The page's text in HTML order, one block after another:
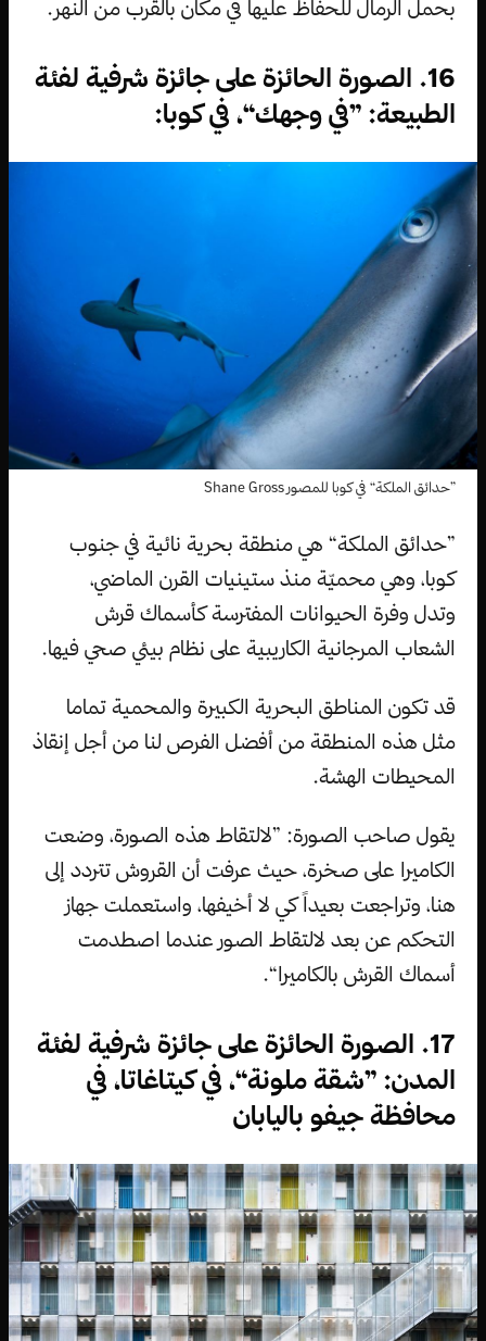
بحمل الرمال للحفاظ عليها في مكان بالقرب من النهر.
16. الصورة الحائزة على جائزة شرفية لفئة
الطبيعة: ”في وجهك“، في كوبا:
”حدائق الملكة“ في كوبا للمصور Shane Gross
”حدائق الملكة“ هي منطقة بحرية نائية في جنوب
كوبا، وهي محميّة منذ ستينيات القرن الماضي،
وتدل وفرة الحيوانات المفترسة كأسماك قرش
الشعاب المرجانية الكاريبية على نظام بيئي صحي فيها.
قد تكون المناطق البحرية الكبيرة والمحمية تماما
مثل هذه المنطقة من أفضل الفرص لنا من أجل إنقاذ
المحيطات الهشة.
يقول صاحب الصورة: ”لالتقاط هذه الصورة، وضعت
الكاميرا على صخرة، حيث عرفت أن القروش تتردد إلى
هنا، وتراجعت بعيداً كي لا أخيفها، واستعملت جهاز
التحكم عن بعد لالتقاط الصور عندما اصطدمت
أسماك القرش بالكاميرا“.
17. الصورة الحائزة على جائزة شرفية لفئة
المدن: ”شقة ملونة“، في كيتاغاتا، في
محافظة جيفو باليابان